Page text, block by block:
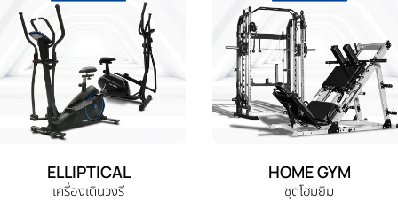
ELLIPTICAL
เครื่องเดินวงรี
HOME GYM
ชุดโฮมยิม